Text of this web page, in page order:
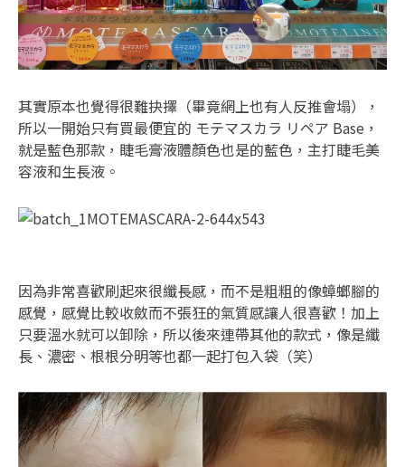
其實原本也覺得很難抉擇（畢竟網上也有人反推會塌），
所以一開始只有買最便宜的 モテマスカラ リペア Base，
就是藍色那款，睫毛膏液體顏色也是的藍色，主打睫毛美
容液和生長液。
因為非常喜歡刷起來很纖長感，而不是粗粗的像蟑螂腳的
感覺，感覺比較收斂而不張狂的氣質感讓人很喜歡！加上
只要溫水就可以卸除，所以後來連帶其他的款式，像是纖
長、濃密、根根分明等也都一起打包入袋（笑）